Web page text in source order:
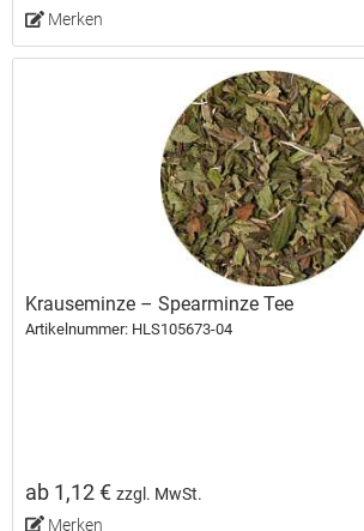
Merken
Krauseminze – Spearminze Tee
Artikelnummer: HLS105673-04
ab 1,12 €zzgl. MwSt.
Merken